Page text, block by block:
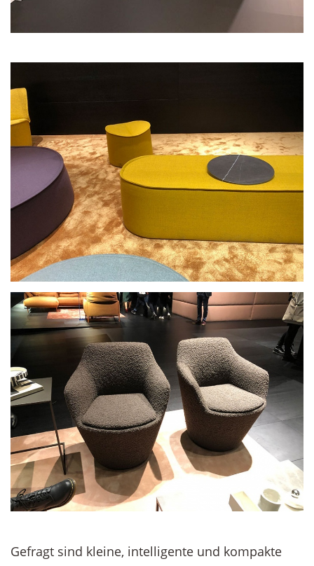
Gefragt sind kleine, intelligente und kompakte